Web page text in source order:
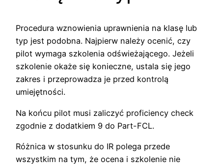
Procedura wznowienia uprawnienia na klasę lub
typ jest podobna. Najpierw należy ocenić, czy
pilot wymaga szkolenia odświeżającego. Jeżeli
szkolenie okaże się konieczne, ustala się jego
zakres i przeprowadza je przed kontrolą
umiejętności.
Na końcu pilot musi zaliczyć proficiency check
zgodnie z dodatkiem 9 do Part-FCL.
Różnica w stosunku do IR polega przede
wszystkim na tym, że ocena i szkolenie nie